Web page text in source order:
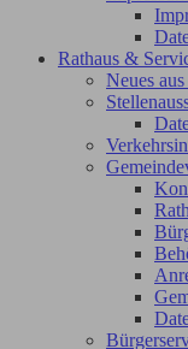
Rathaus &
Neues